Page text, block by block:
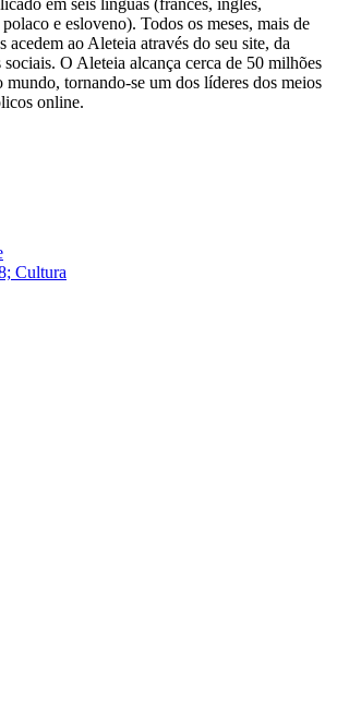
em seis línguas (francês, inglês,
e esloveno). Todos os meses, mais de
acedem ao Aleteia através do seu site, da
sociais. O Aleteia alcança cerca de 50 milhões
mundo, tornando-se um dos líderes dos meios
online.
Cultura